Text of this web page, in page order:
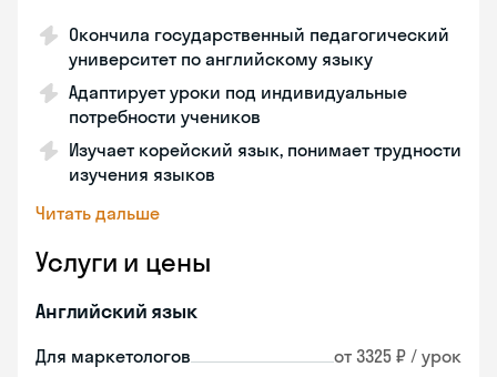
Окончила государственный педагогический
университет по английскому языку
Адаптирует уроки под индивидуальные
потребности учеников
Изучает корейский язык, понимает трудности
изучения языков
Читать дальше
Услуги и цены
Английский язык
Для маркетологов от 3325 ₽ / урок